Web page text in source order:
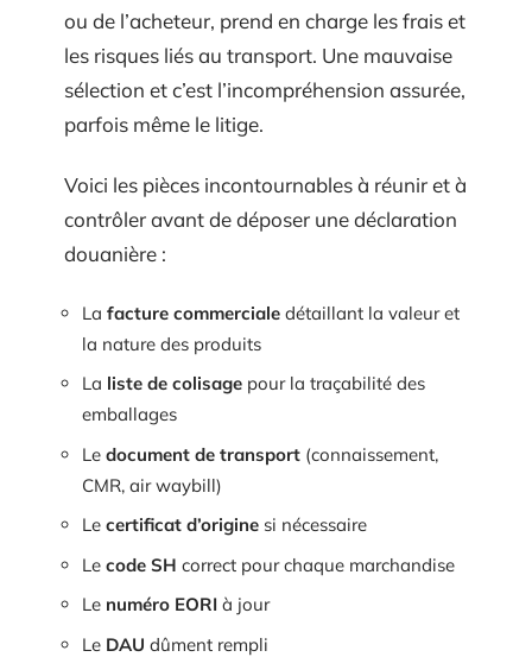
ou de l’acheteur, prend en charge les frais et
les risques liés au transport. Une mauvaise
sélection et c’est l’incompréhension assurée,
parfois même le litige.
Voici les pièces incontournables à réunir et à
contrôler avant de déposer une déclaration
douanière :
La facture commerciale détaillant la valeur et
la nature des produits
La liste de colisage pour la traçabilité des
emballages
Le document de transport (connaissement,
CMR, air waybill)
Le certificat d’origine si nécessaire
Le code SH correct pour chaque marchandise
Le numéro EORI à jour
Le DAU dûment rempli